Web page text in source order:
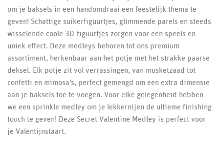
om je baksels in een handomdraai een feestelijk thema te
geven! Schattige suikerfiguurtjes, glimmende parels en steeds
wisselende coole 3D-figuurtjes zorgen voor een speels en
uniek effect. Deze medleys behoren tot ons premium
assortiment, herkenbaar aan het potje met het strakke paarse
deksel. Elk potje zit vol verrassingen, van musketzaad tot
confetti en mimosa’s, perfect gemengd om een extra dimensie
aan je baksels toe te voegen. Voor elke gelegenheid hebben
we een sprinkle medley om je lekkernijen de ultieme finishing
touch te geven! Deze Secret Valentine Medley is perfect voor
je Valentijnstaart.